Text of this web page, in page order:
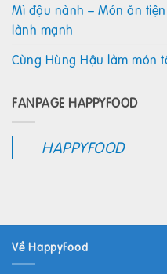
Mì đậu nành – Món ăn
lành mạnh
Cùng Hùng Hậu làm món
FANPAGE HAPPYFOOD
HAPPYFOOD
Về HappyFood